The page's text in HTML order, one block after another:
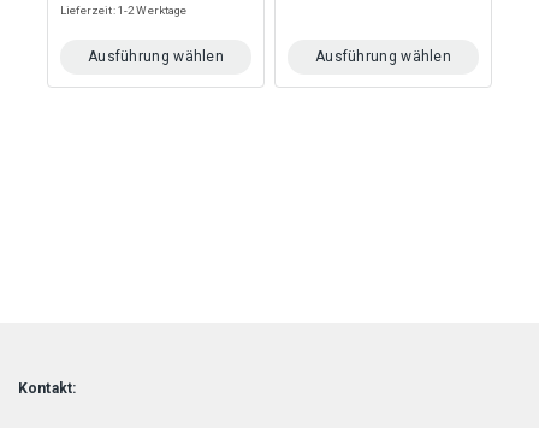
Lieferzeit: 1-2 Werktage
Ausführung wählen
Dieses
werden
Ausführung wählen
Dieses
Kontakt: